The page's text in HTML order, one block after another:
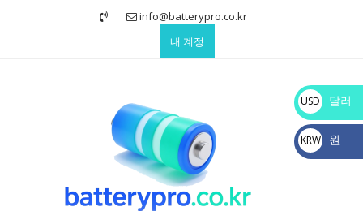
info@batterypro.co.kr
내 계정
USD
$
달러
KRW
₩
원